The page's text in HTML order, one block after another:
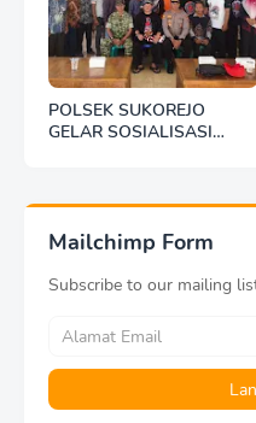
POLSEK SUKOREJO
GELAR SOSIALISASI
Mailchimp Form
Subscribe to our mailing